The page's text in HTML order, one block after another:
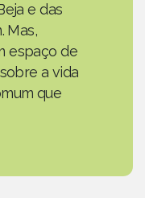
e das
Mas,
espaço de
a vida
que